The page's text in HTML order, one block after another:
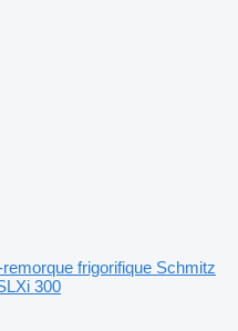
frigorifique Schmitz
300